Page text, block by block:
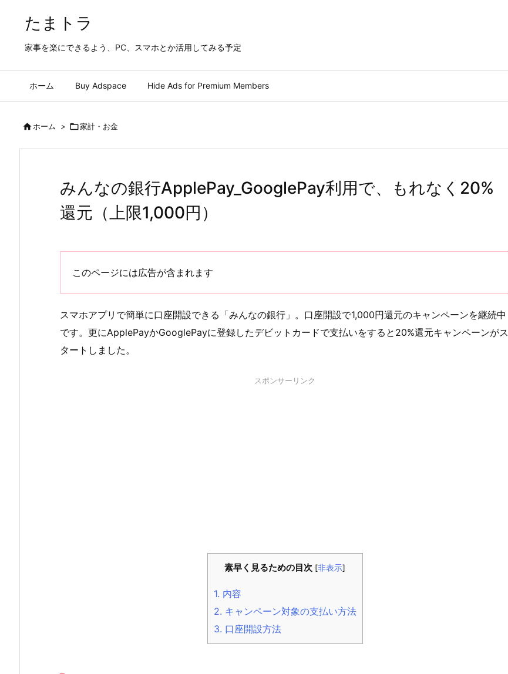
たまトラ
家事を楽にできるよう、PC、スマホとか活用してみる予定
ホーム Buy Adspace Hide Ads for Premium Members
ホーム > 家計・お金
みんなの銀行ApplePay_GooglePay利用で、もれなく20%
還元（上限1,000円）
このページには広告が含まれます
スマホアプリで簡単に口座開設できる「みんなの銀行」。口座開設で1,000円還元のキャンペーンを継続中
です。更にApplePayかGooglePayに登録したデビットカードで支払いをすると20%還元キャンペーンがス
タートしました。
スポンサーリンク
素早く見るための目次 [非表示]
1. 内容
2. キャンペーン対象の支払い方法
3. 口座開設方法